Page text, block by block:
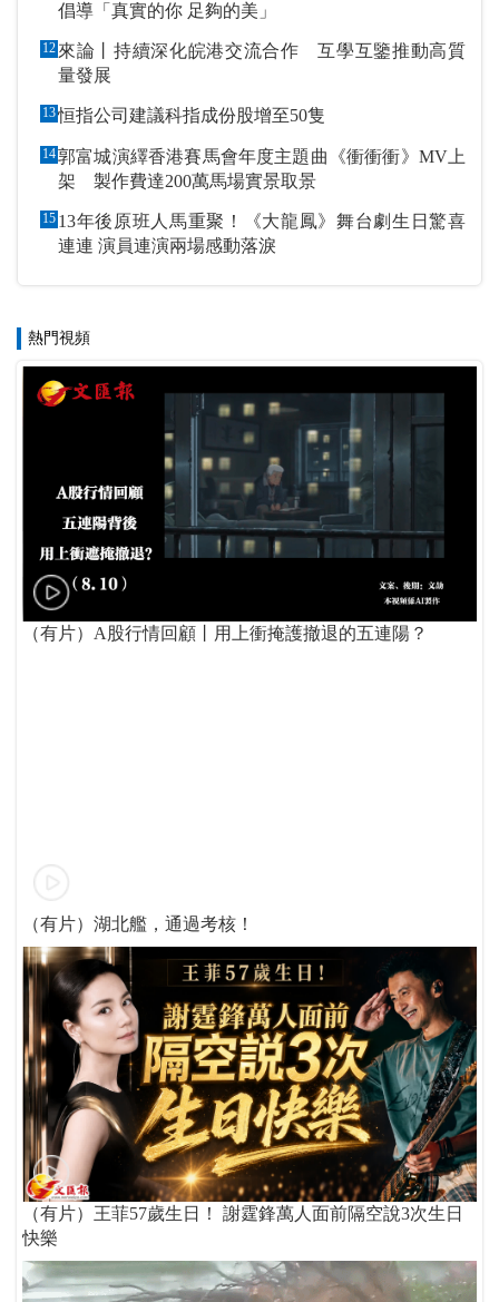
倡導「真實的你 足夠的美」
12 來論丨持續深化皖港交流合作 互學互鑒推動高質
量發展
13恒指公司建議科指成份股增至50隻
14郭富城演繹香港賽馬會年度主題曲《衝衝衝》MV上
架 製作費達200萬馬場實景取景
15 13年後原班人馬重聚！《大龍鳳》舞台劇生日驚喜
連連 演員連演兩場感動落淚
熱門視頻
（有片）A股行情回顧丨用上衝掩護撤退的五連陽？
（有片）湖北艦，通過考核！
（有片）王菲57歲生日！ 謝霆鋒萬人面前隔空說3次生日
快樂